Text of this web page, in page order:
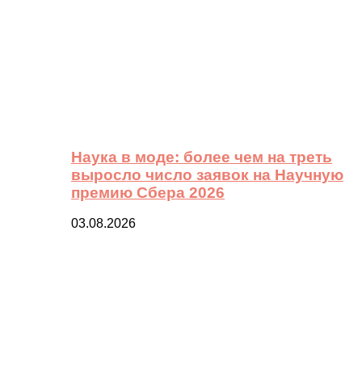
Наука в моде: более чем на треть
выросло число заявок на Научную
премию Сбера 2026
03.08.2026